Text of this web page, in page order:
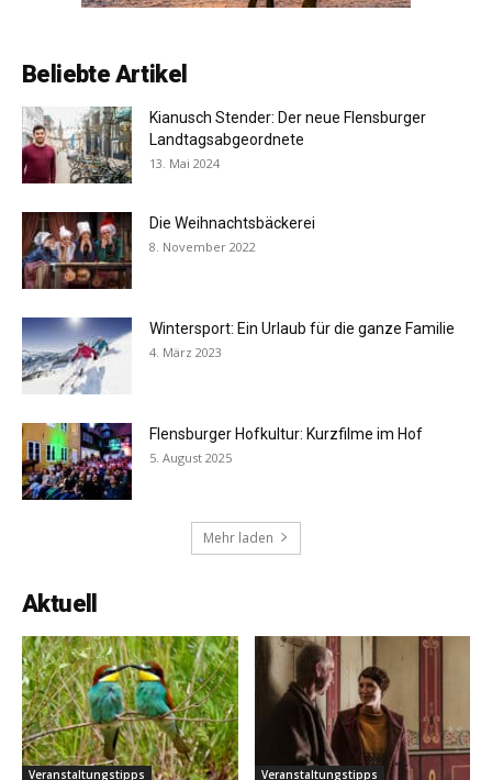
Beliebte Artikel
Kianusch Stender: Der neue Flensburger
Landtagsabgeordnete
13. Mai 2024
Die Weihnachtsbäckerei
8. November 2022
Wintersport: Ein Urlaub für die ganze Familie
4. März 2023
Flensburger Hofkultur: Kurzfilme im Hof
5. August 2025
Mehr laden
Aktuell
Veranstaltungstipps Veranstaltungstipps